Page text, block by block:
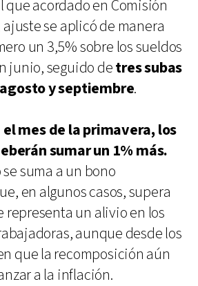
acordado en Comisión
ajuste se aplicó de manera
un 3,5% sobre los sueldos
junio, seguido detres subas
y septiembre.
el mes de la primavera, los
sumar un 1% más.
suma a un bono
en algunos casos, supera
representa un alivio en los
aunque desde los
que la recomposición aún
a la inflación.